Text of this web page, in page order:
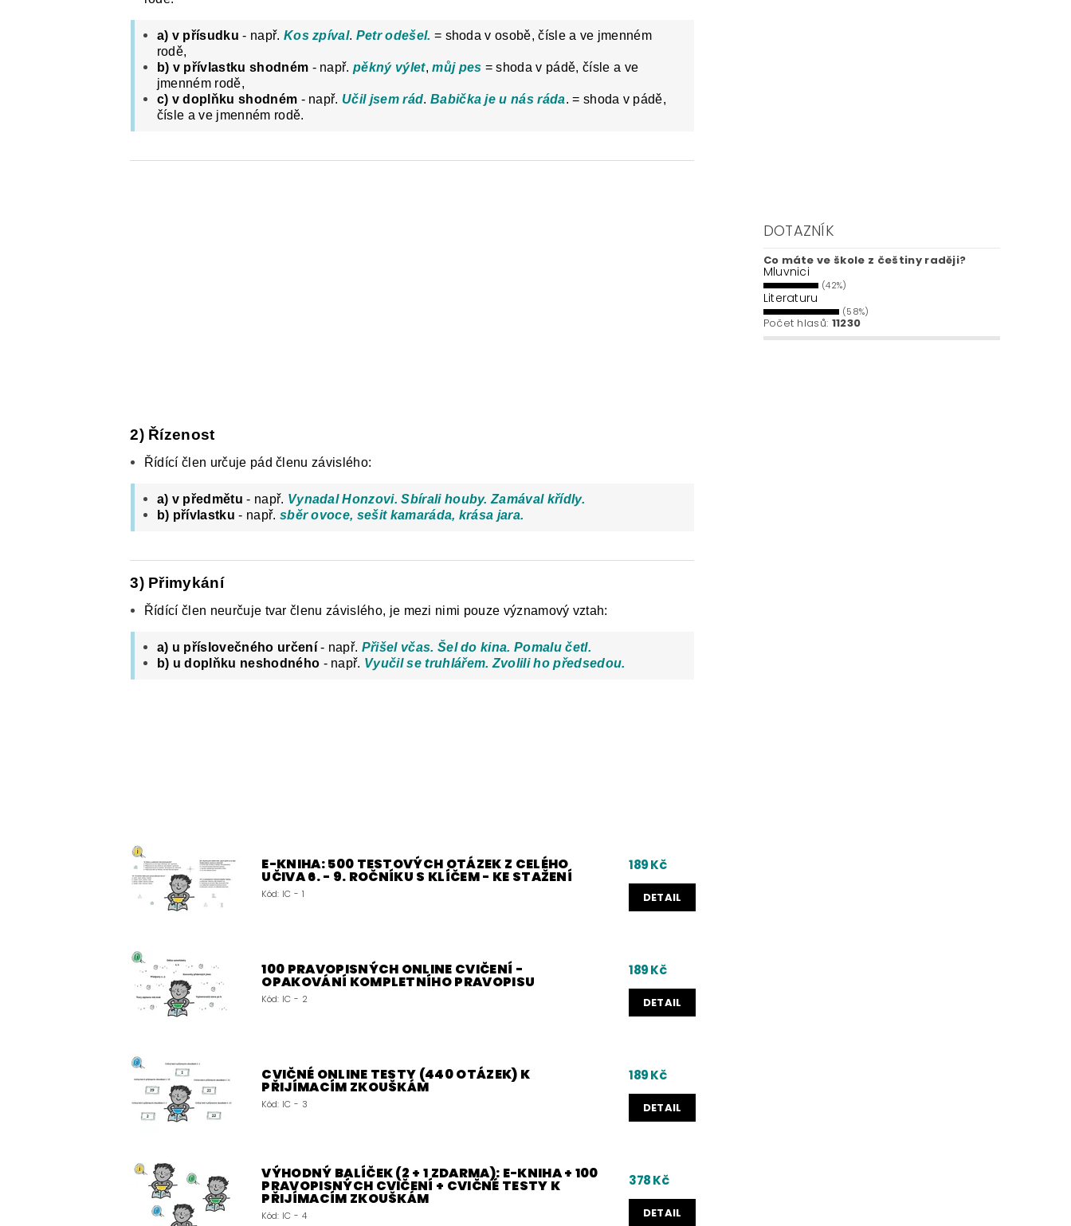
a) v přísudku - např. Kos zpíval. Petr odešel. = shoda v osobě, čísle a ve jmenném
rodě,
b) v přívlastku shodném - např.pěkný výlet, můj pes = shoda v pádě, čísle a ve
jmenném rodě,
c) v doplňku shodném - např. Učil jsem rád. Babička je u nás ráda. = shoda v pádě,
čísle a ve jmenném rodě.
2) Řízenost
Řídící člen určuje pád členu závislého:
a) v předmětu - např. Vynadal Honzovi. Sbírali houby. Zamával křídly.
b) přívlastku - např. sběr ovoce, sešit kamaráda, krása jara.
3) Přimykání
Řídící člen neurčuje tvar členu závislého, je mezi nimi pouze významový vztah:
a) u příslovečného určení- např. Přišel včas. Šel do kina. Pomalu četl.
b) u doplňku neshodného - např. Vyučil se truhlářem. Zvolili ho předsedou.
E-KNIHA: 500 TESTOVÝCH OTÁZEK Z CELÉHO
UČIVA 6. - 9. ROČNÍKU S KLÍČEM - KE STAŽENÍ
Kód: IC - 1
189 Kč
DETAIL
100 PRAVOPISNÝCH ONLINE CVIČENÍ -
OPAKOVÁNÍ KOMPLETNÍHO PRAVOPISU
Kód: IC - 2
189 Kč
DETAIL
CVIČNÉ ONLINE TESTY (440 OTÁZEK) K
PŘIJÍMACÍM ZKOUŠKÁM
Kód: IC - 3
189 Kč
DETAIL
VÝHODNÝ BALÍČEK (2 + 1 ZDARMA): E-KNIHA + 100
PRAVOPISNÝCH CVIČENÍ + CVIČNÉ TESTY K
PŘIJÍMACÍM ZKOUŠKÁM
Kód: IC - 4
378 Kč
DETAIL
DOTAZNÍK
Co máte ve škole z češtiny raději?
Mluvnici
(42%)
Literaturu
(58%)
Počet hlasů: 11230